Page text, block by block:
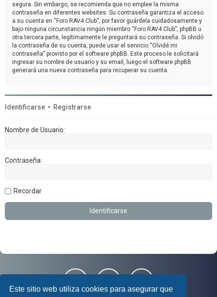
Este sitio web utiliza cookies para asegurar que
segura. Sin embargo, se recomienda que no emplee la misma
contraseña en diferentes websites. Su contraseña garantiza el acceso
a su cuenta en “Foro RAV4 Club”, por favor guárdela cuidadosamente y
bajo ninguna circunstancia ningún miembro “Foro RAV4 Club”, phpBB u
otra tercera parte, legítimamente le preguntará su contraseña. Si olvidó
la contraseña de su cuenta, puede usar el servicio “Olvidé mi
contraseña” provisto por el software phpBB. Este proceso le solicitará
ingresar su nombre de usuario y su email, luego el software phpBB
generará una nueva contraseña para recuperar su cuenta.
Identificarse • Registrarse
Nombre de Usuario:
Contraseña:
Recordar